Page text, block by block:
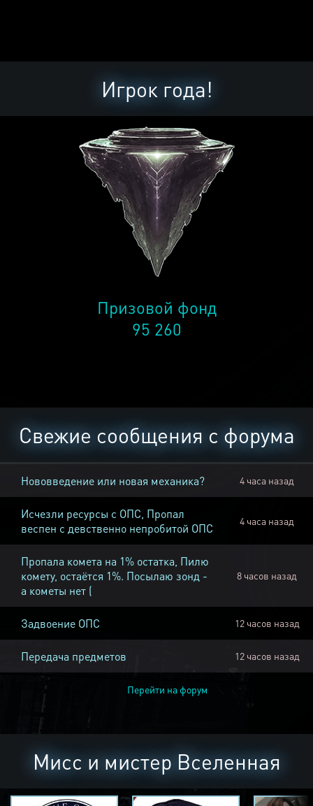
Игрок года!
Призовой фонд
95 260
Свежие сообщения с форума
Нововведение или новая механика? 4 часа назад
Исчезли ресурсы с ОПС, Пропал
веспен с девственно непробитой ОПС
4 часа назад
Пропала комета на 1% остатка, Пилю
комету, остаётся 1%. Посылаю зонд -
а кометы нет (
8 часов назад
Задвоение ОПС 12 часов назад
Передача предметов 12 часов назад
Перейти на форум
Мисс и мистер Вселенная